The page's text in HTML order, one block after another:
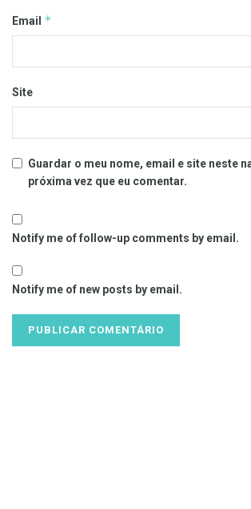
Email *
Site
Guardar o meu nome, email e site neste
próxima vez que eu comentar.
Notify me of follow-up comments by email.
Notify me of new posts by email.